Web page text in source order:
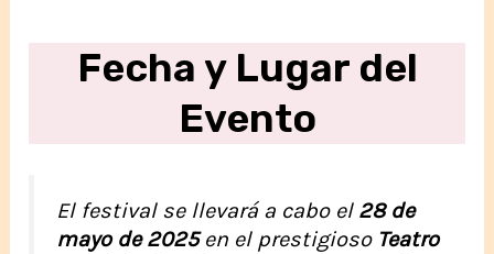
Fecha y Lugar del
Evento
El festival se llevará a cabo el 28 de
mayo de 2025en el prestigioso Teatro